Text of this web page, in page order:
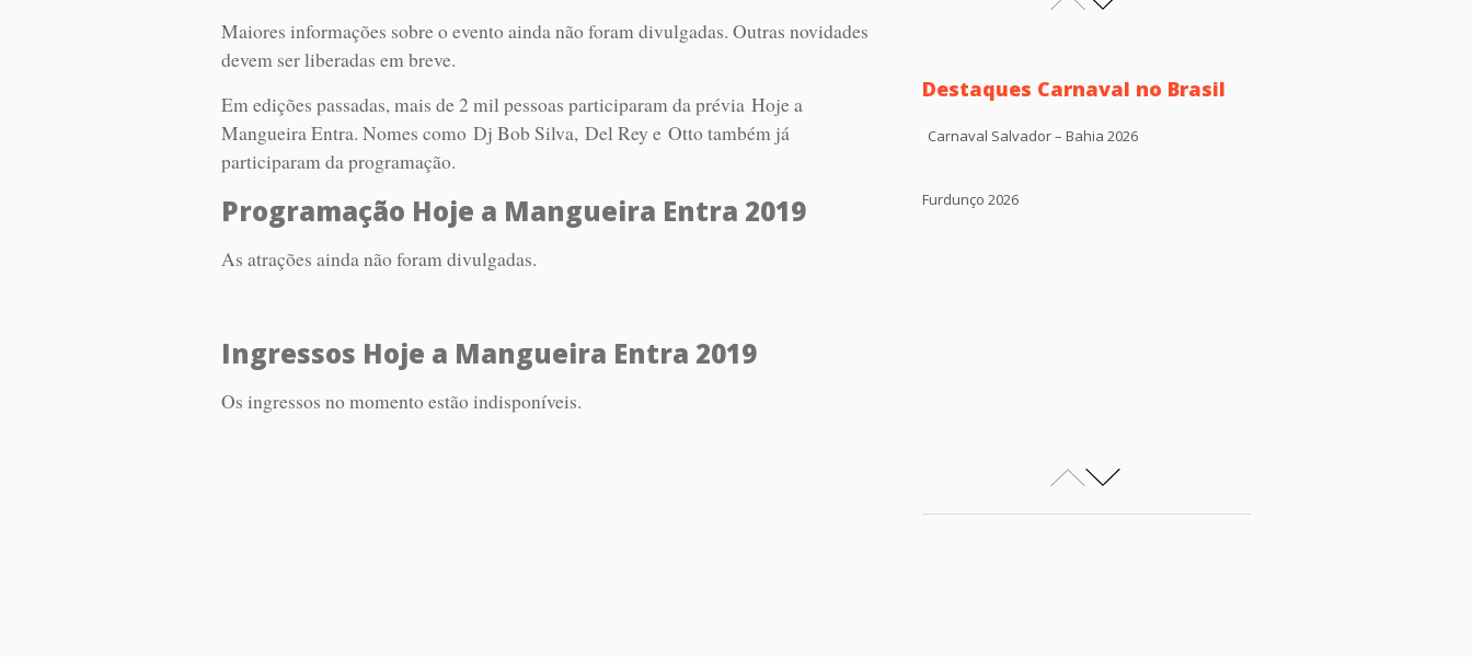
Maiores informações sobre o evento ainda não foram divulgadas. Outras novidades
devem ser liberadas em breve.
Em edições passadas, mais de 2 mil pessoas participaram da prévia Hoje a
Mangueira Entra. Nomes como Dj Bob Silva, Del Rey e Otto também já
participaram da programação.
Programação Hoje a Mangueira Entra 2019
As atrações ainda não foram divulgadas.
Ingressos Hoje a Mangueira Entra 2019
Os ingressos no momento estão indisponíveis.
Destaques Carnaval no Brasil
Carnaval Salvador – Bahia 2026
Furdunço 2026